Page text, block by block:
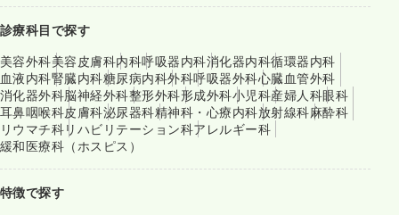
診療科目で探す
美容外科美容皮膚科内科呼吸器内科消化器内科循環器内科
血液内科腎臓内科糖尿病内科外科呼吸器外科心臓血管外科
消化器外科脳神経外科整形外科形成外科小児科産婦人科眼科
耳鼻咽喉科皮膚科泌尿器科精神科・心療内科放射線科麻酔科
リウマチ科リハビリテーション科アレルギー科
緩和医療科（ホスピス）
特徴で探す